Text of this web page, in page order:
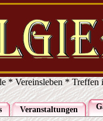
* Vereinsleben * Treffen
Veranstaltungen